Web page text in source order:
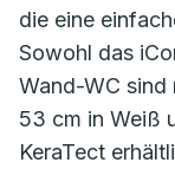
die eine
Sowohl das
Wand-WC sind
53 cm in Weiß
KeraTect